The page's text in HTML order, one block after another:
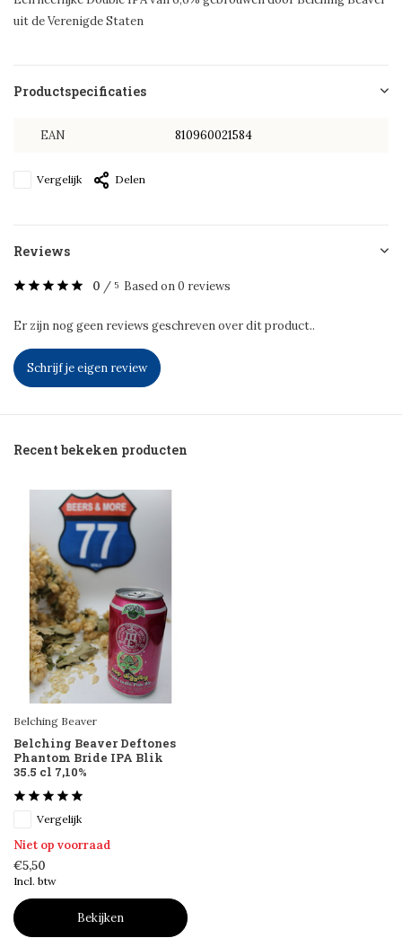
uit de Verenigde Staten
Productspecificaties
EAN 810960021584
Vergelijk Delen
Reviews
0 / 5 Based on 0 reviews
Er zijn nog geen reviews geschreven over dit product..
Schrijf je eigen review
Recent bekeken producten
Belching Beaver
Belching Beaver Deftones
Phantom Bride IPA Blik
35.5 cl 7,10%
Vergelijk
Niet op voorraad
€5,50
Incl. btw
Bekijken